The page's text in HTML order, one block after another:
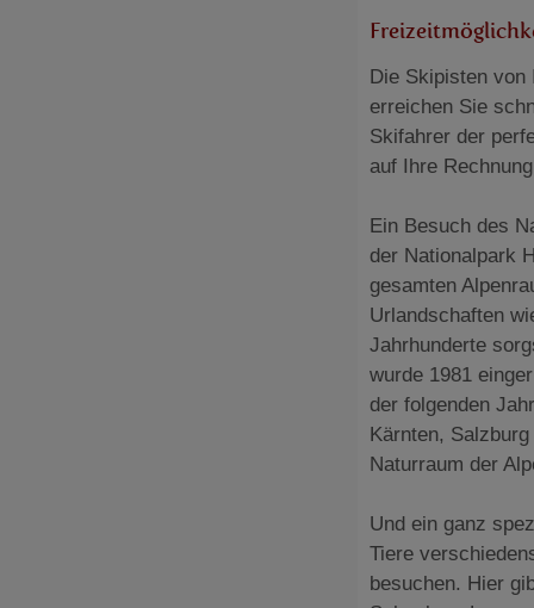
Die Skipisten von
erreichen Sie
Skifahrer der
auf Ihre
Ein Besuch des
der Nationalpark
gesamten
Urlandschaften
Jahrhunderte
wurde 1981
der folgenden
Kärnten,
Naturraum der
Und ein ganz
Tiere
besuchen. Hier